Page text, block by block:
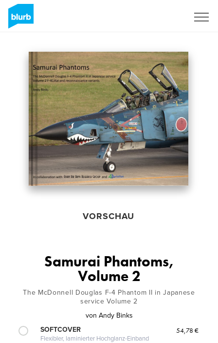
VORSCHAU
Samurai Phantoms,
Volume 2
The McDonnell Douglas F-4 Phantom II in Japanese
service Volume 2
von Andy Binks
SOFTCOVER
Flexibler, laminierter Hochglanz-Einband
54,78 €